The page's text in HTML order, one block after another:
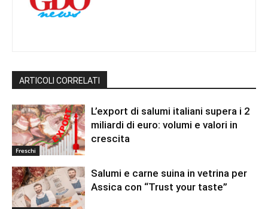
ARTICOLI CORRELATI
Freschi
L’export di salumi italiani supera i 2
miliardi di euro: volumi e valori in
crescita
Salumi e carne suina in vetrina per
Assica con “Trust your taste”